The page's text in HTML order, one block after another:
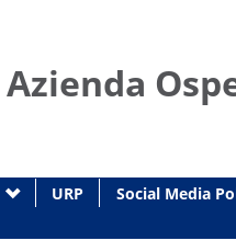
Azienda
URP Social Media